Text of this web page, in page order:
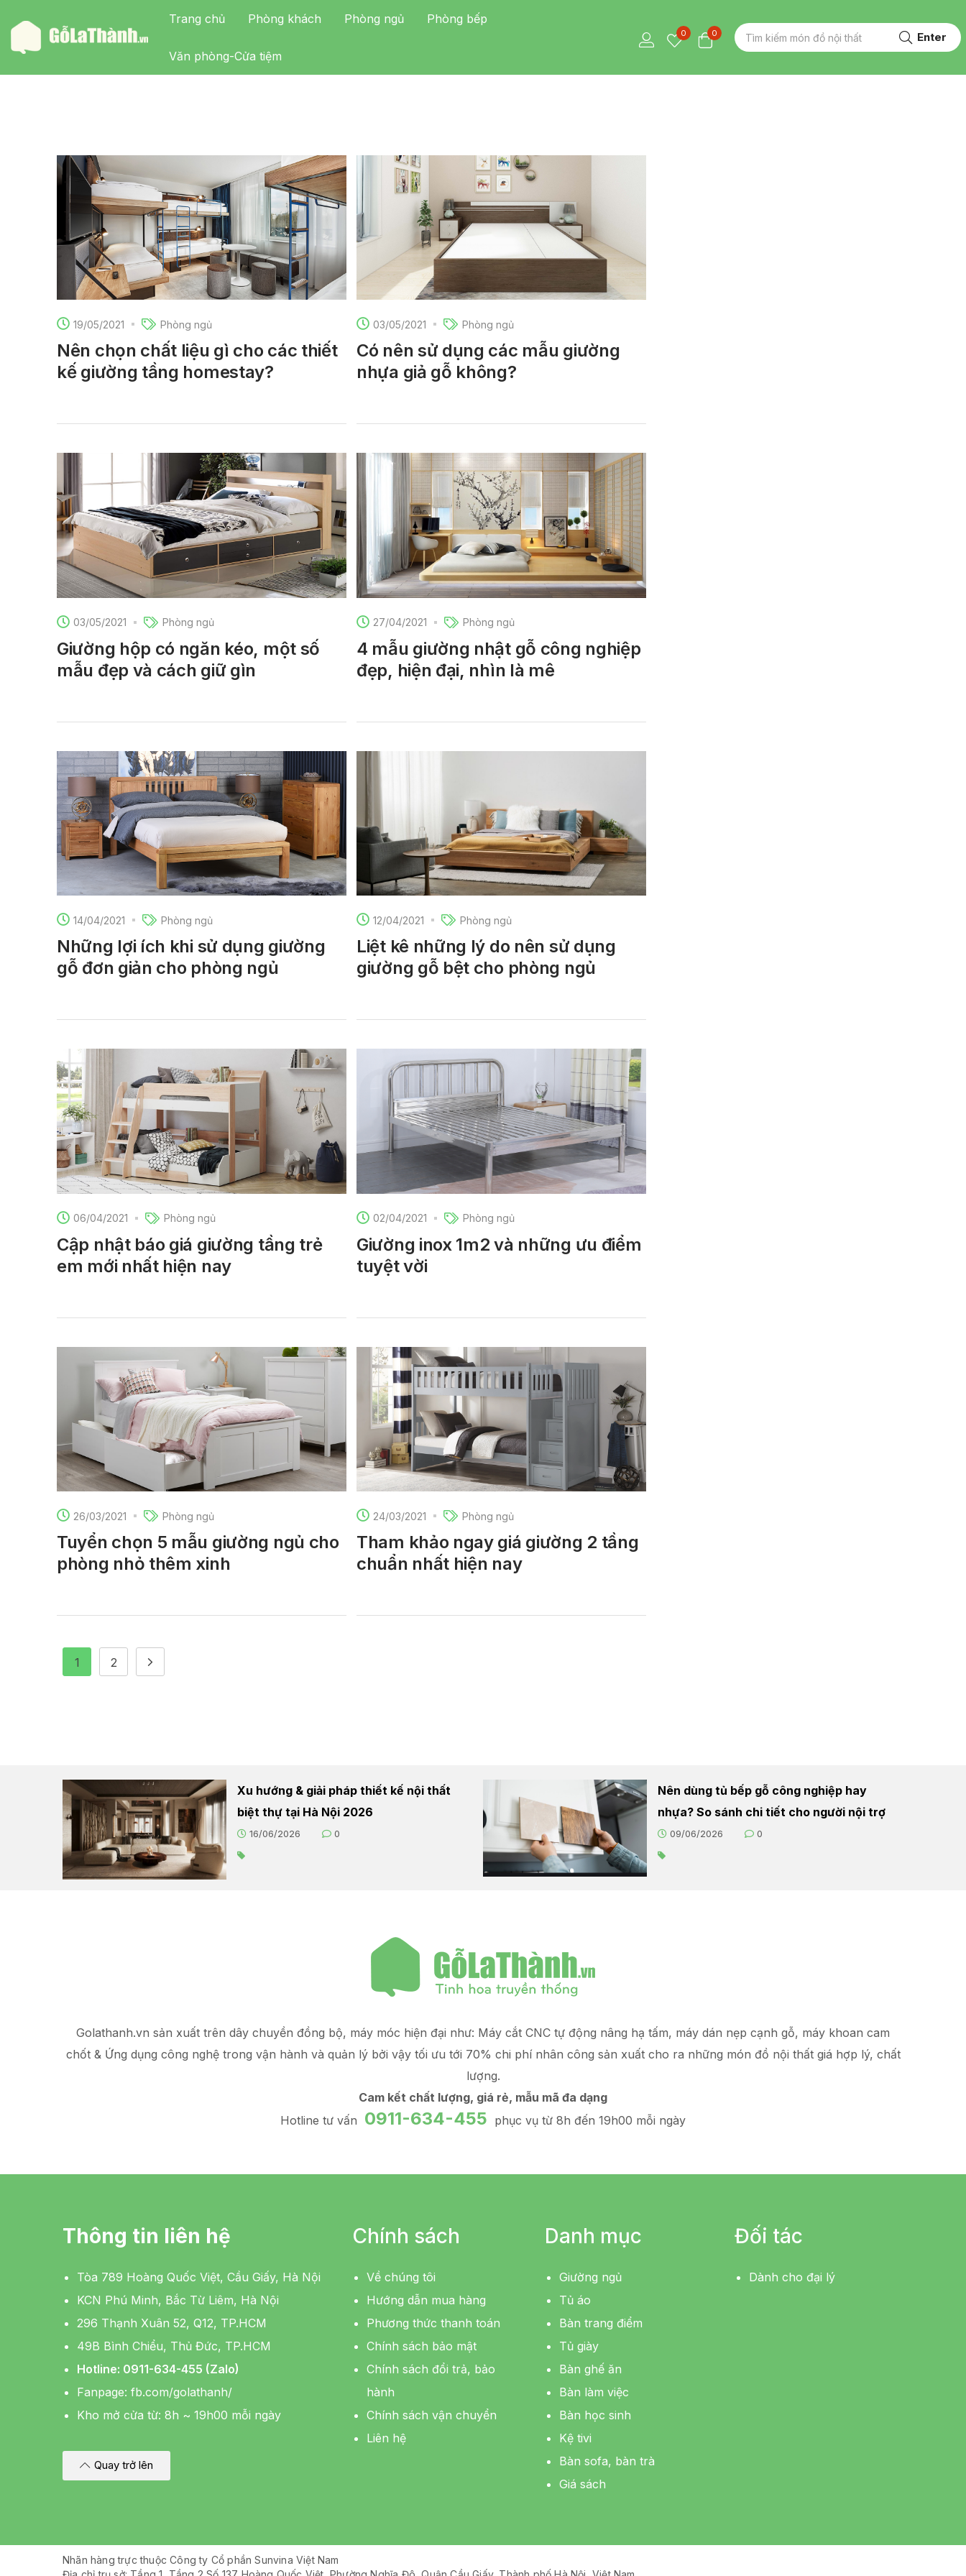
Trang chủ Phòng khách Phòng ngủ Phòng bếp
Văn phòng-Cửa tiệm
0 0 Enter
19/05/2021 Phòng ngủ
Nên chọn chất liệu gì cho các thiết
kế giường tầng homestay?
03/05/2021 Phòng ngủ
Có nên sử dụng các mẫu giường
nhựa giả gỗ không?
03/05/2021 Phòng ngủ
Giường hộp có ngăn kéo, một số
mẫu đẹp và cách giữ gìn
27/04/2021 Phòng ngủ
4 mẫu giường nhật gỗ công nghiệp
đẹp, hiện đại, nhìn là mê
14/04/2021 Phòng ngủ
Những lợi ích khi sử dụng giường
gỗ đơn giản cho phòng ngủ
12/04/2021 Phòng ngủ
Liệt kê những lý do nên sử dụng
giường gỗ bệt cho phòng ngủ
06/04/2021 Phòng ngủ
Cập nhật báo giá giường tầng trẻ
em mới nhất hiện nay
02/04/2021 Phòng ngủ
Giường inox 1m2 và những ưu điểm
tuyệt vời
26/03/2021 Phòng ngủ
Tuyển chọn 5 mẫu giường ngủ cho
phòng nhỏ thêm xinh
24/03/2021 Phòng ngủ
Tham khảo ngay giá giường 2 tầng
chuẩn nhất hiện nay
1 2
Xu hướng & giải pháp thiết kế nội thất
biệt thự tại Hà Nội 2026
16/06/2026 0
Nên dùng tủ bếp gỗ công nghiệp hay
nhựa? So sánh chi tiết cho người nội trợ
09/06/2026 0
Golathanh.vn sản xuất trên dây chuyền đồng bộ, máy móc hiện đại như: Máy cắt CNC tự động nâng hạ tấm, máy dán nẹp cạnh gỗ, máy khoan cam
chốt & Ứng dụng công nghệ trong vận hành và quản lý bởi vậy tối ưu tới 70% chi phí nhân công sản xuấtcho ra những món đồ nội thất giá hợp lý, chất
lượng.
Cam kết chất lượng, giá rẻ, mẫu mã đa dạng
Hotline tư vấn 0911-634-455 phục vụ từ 8h đến 19h00 mỗi ngày
Thông tin liên hệ
Tòa 789 Hoàng Quốc Việt, Cầu Giấy, Hà Nội
KCN Phú Minh, Bắc Từ Liêm, Hà Nội
296 Thạnh Xuân 52, Q12, TP.HCM
49B Bình Chiểu, Thủ Đức, TP.HCM
Hotline: 0911-634-455 (Zalo)
Fanpage: fb.com/golathanh/
Kho mở cửa từ: 8h ~ 19h00 mỗi ngày
Quay trở lên
Chính sách
Về chúng tôi
Hướng dẫn mua hàng
Phương thức thanh toán
Chính sách bảo mật
Chính sách đổi trả, bảo
hành
Chính sách vận chuyển
Liên hệ
Danh mục
Giường ngủ
Tủ áo
Bàn trang điểm
Tủ giày
Bàn ghế ăn
Bàn làm việc
Bàn học sinh
Kệ tivi
Bàn sofa, bàn trà
Giá sách
Đối tác
Dành cho đại lý
Nhãn hàng trực thuộc Công ty Cổ phần Sunvina Việt Nam